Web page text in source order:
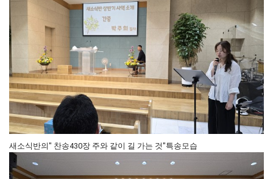
새소식반의" 찬송430장 주와 같이 길 가는 것"특송모습